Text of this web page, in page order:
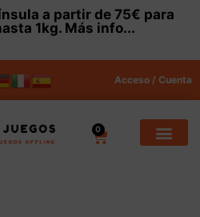
a partir de 75€ para
1kg. Más info...
Acceso / Cuenta
0